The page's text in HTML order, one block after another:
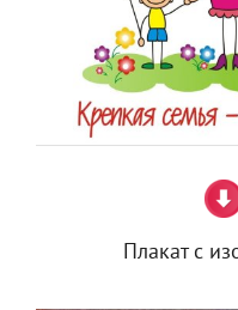
Плакат с